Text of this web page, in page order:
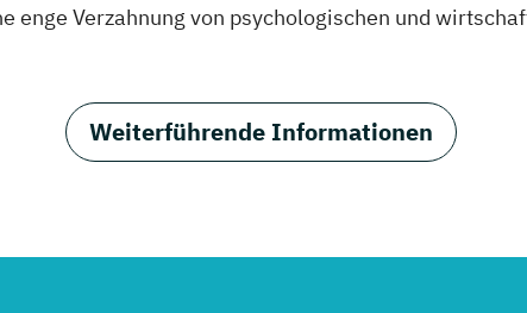
enge Verzahnung von psychologischen und
Weiterführende Informationen